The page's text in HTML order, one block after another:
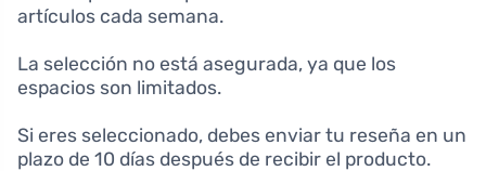
artículos cada semana.
La selección no está asegurada, ya que los
espacios son limitados.
Si eres seleccionado, debes enviar tu reseña en un
plazo de 10 días después de recibir el producto.